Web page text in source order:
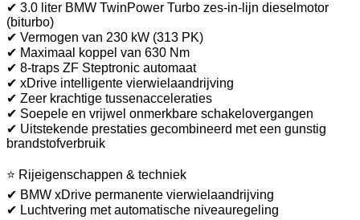
✔ 3.0 liter BMW TwinPower Turbo zes-in-lijn dieselmotor
(biturbo)
✔ Vermogen van 230 kW (313 PK)
✔ Maximaal koppel van 630 Nm
✔ 8-traps ZF Steptronic automaat
✔ xDrive intelligente vierwielaandrijving
✔ Zeer krachtige tussenacceleraties
✔ Soepele en vrijwel onmerkbare schakelovergangen
✔ Uitstekende prestaties gecombineerd met een gunstig
brandstofverbruik
⭐ Rijeigenschappen & techniek
✔ BMW xDrive permanente vierwielaandrijving
✔ Luchtvering met automatische niveauregeling